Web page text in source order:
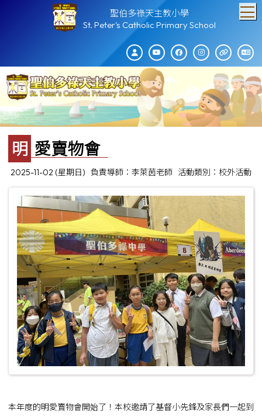
聖伯多祿天主教小學
St. Peter's Catholic Primary School
明愛賣物會
2025-11-02 (星期日) 負責導師：李萊茵老師 活動類別：校外活動
本年度的明愛賣物會開始了！本校邀請了基督小先鋒及家長們一起到